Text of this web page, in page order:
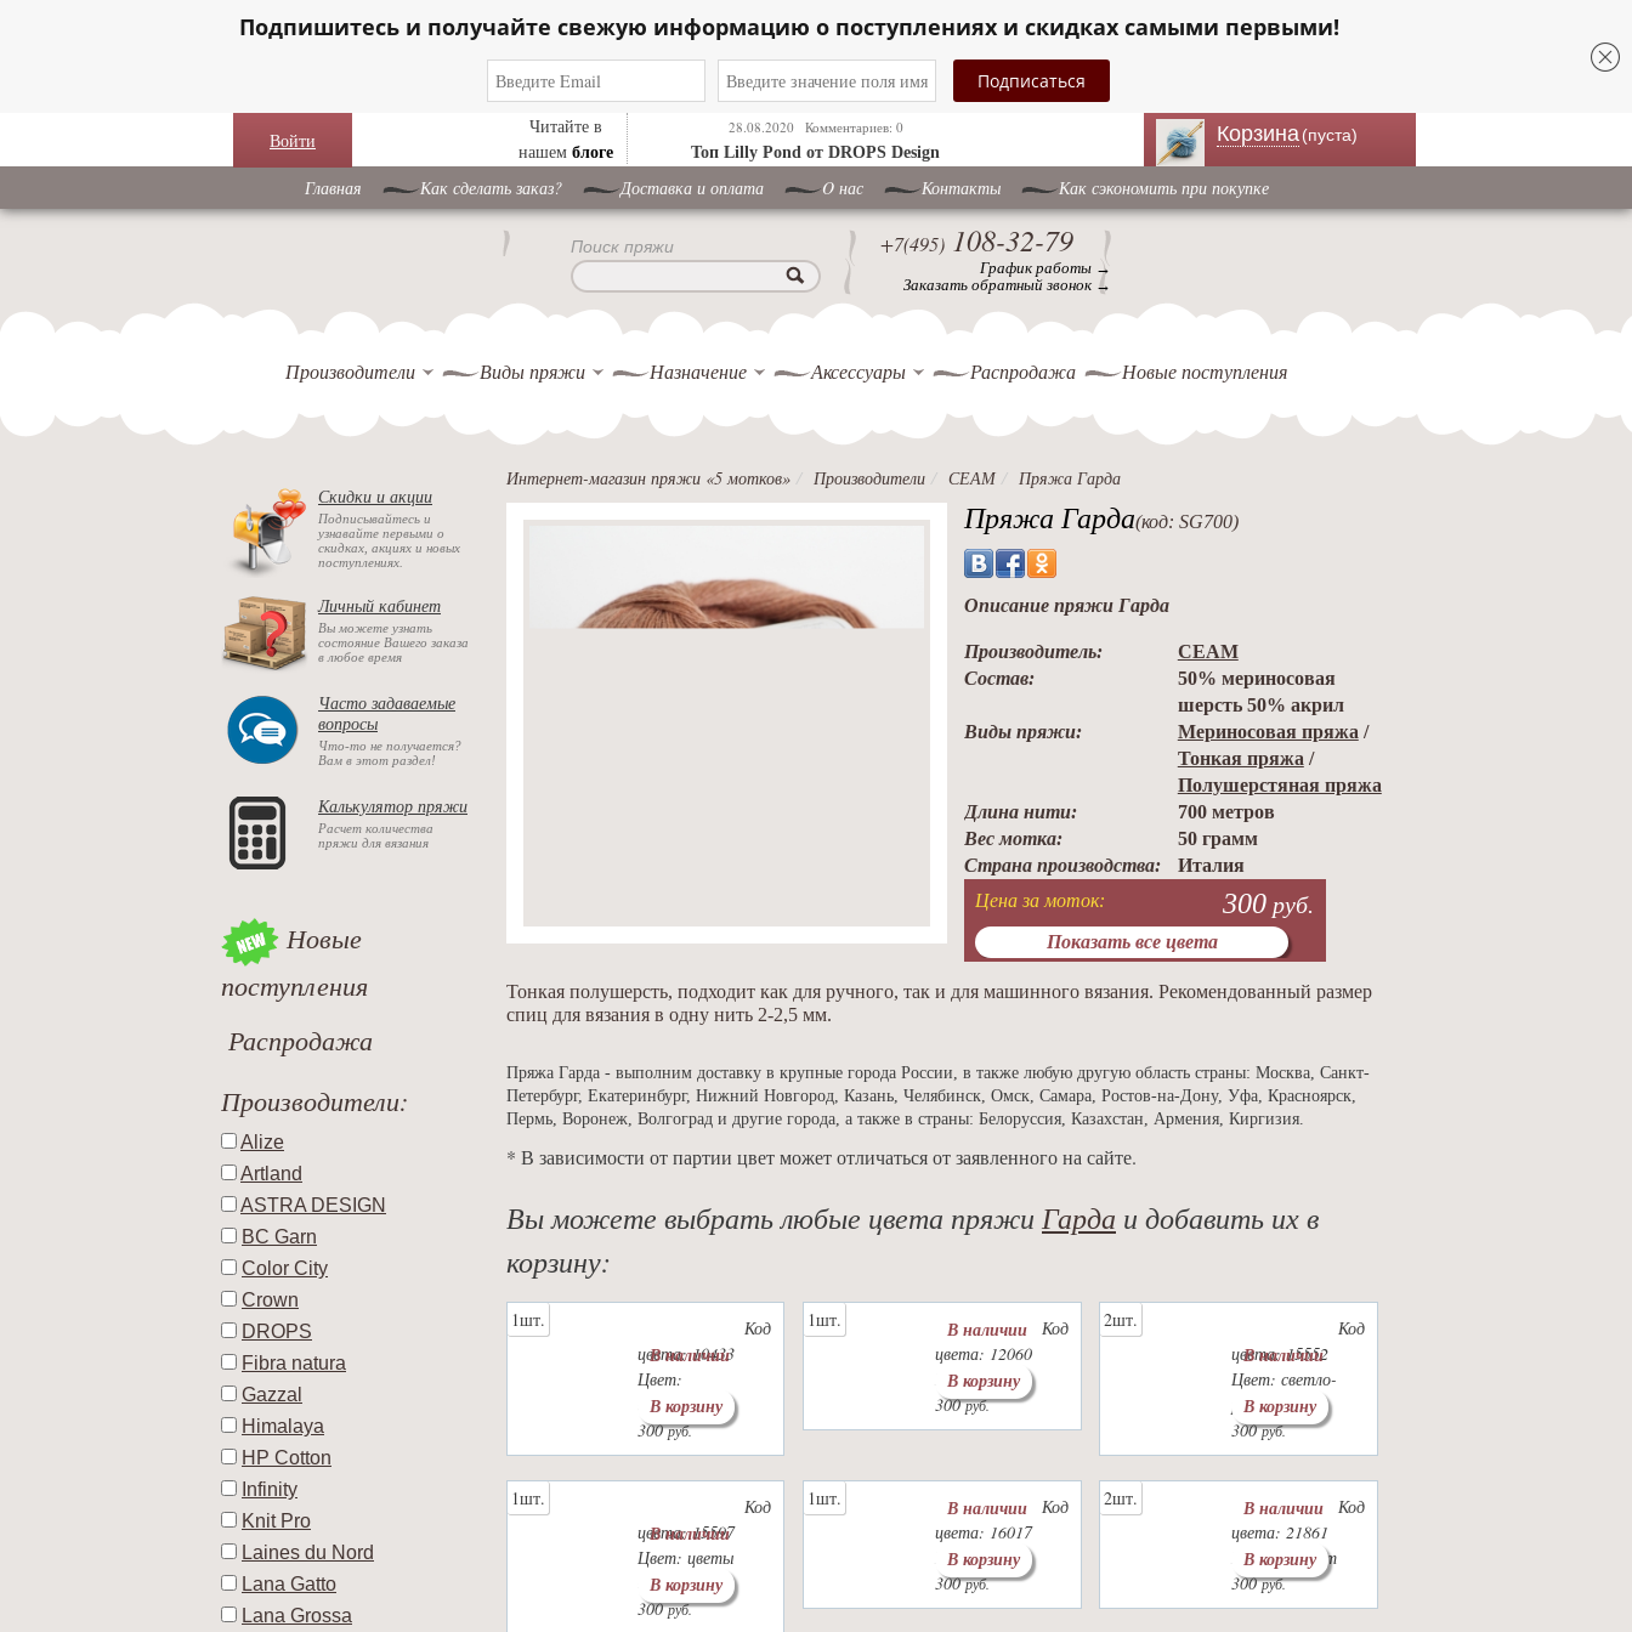
Подпишитесь и получайте свежую информацию о поступлениях и скидках самыми первыми!
Войти
Читайте в
нашем блоге
28.08.2020
Комментариев: 0
Топ Lilly Pond от DROPS Design
Корзина(пуста)
Главная Как сделать заказ? Доставка и оплата O нас Контакты Как сэкономить при покупке
Поиск пряжи +7(495) 108-32-79
График работы →
Заказать обратный звонок →
Производители Виды пряжи Назначение Аксессуары Распродажа Новые поступления
Скидки и акции
Подписывайтесь и
узнавайте первыми о
скидках, акциях и новых
поступлениях.
Личный кабинет
Вы можете узнать
состояние Вашего заказа
в любое время
Часто задаваемые
вопросы
Что-то не получается?
Вам в этот раздел!
Калькулятор пряжи
Расчет количества
пряжи для вязания
Новые
поступления
Распродажа
Производители:
Alize
Artland
ASTRA DESIGN
BC Garn
Color City
Crown
DROPS
Fibra natura
Gazzal
Himalaya
HP Cotton
Infinity
Knit Pro
Laines du Nord
Lana Gatto
Lana Grossa
Интернет-магазин пряжи «5 мотков» Производители СЕАМ Пряжа Гарда
Пряжа Гарда(код: SG700)
Описание пряжи Гарда
Производитель:
СЕАМ
Состав:
50% мериносовая
шерсть 50% акрил
Виды пряжи:
Мериносовая пряжа /
Тонкая пряжа /
Полушерстяная пряжа
Длина нити:
700 метров
Вес мотка:
50 грамм
Страна производства:
Италия
Цена за моток:
300 руб.
Показать все цвета
Тонкая полушерсть, подходит как для ручного, так и для машинного вязания. Рекомендованный размер
спиц для вязания в одну нить 2-2,5 мм.
Пряжа Гарда - выполним доставку в крупные города России, в также любую другую область страны: Москва, Санкт-
Петербург, Екатеринбург, Нижний Новгород, Казань, Челябинск, Омск, Самара, Ростов-на-Дону, Уфа, Красноярск,
Пермь, Воронеж, Волгоград и другие города, а также в страны: Белоруссия, Казахстан, Армения, Киргизия.
* В зависимости от партии цвет может отличаться от заявленного на сайте.
Вы можете выбрать любые цвета пряжи Гарда и добавить их в
корзину:
1шт.
Код
цвета: 10433
Цвет:
выбеленный
300руб.
В наличии
В корзину
1шт.
Код
цвета: 12060
Цвет: слива
300руб.
В наличии
В корзину
2шт.
Код
цвета: 15552
Цвет: светло-
розовый
300руб.
В наличии
В корзину
1шт.
Код
цвета: 15597
Цвет: цветы
сакуры
300руб.
В наличии
В корзину
1шт.
Код
цвета: 16017
Цвет: рубин
300руб.
В наличии
В корзину
2шт.
Код
цвета: 21861
Цвет: графит
300руб.
В наличии
В корзину